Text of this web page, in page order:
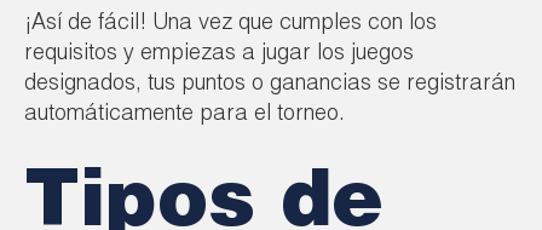
¡Así de fácil! Una vez que cumples con los
requisitos y empiezas a jugar los juegos
designados, tus puntos o ganancias se registrarán
automáticamente para el torneo.
Tipos de